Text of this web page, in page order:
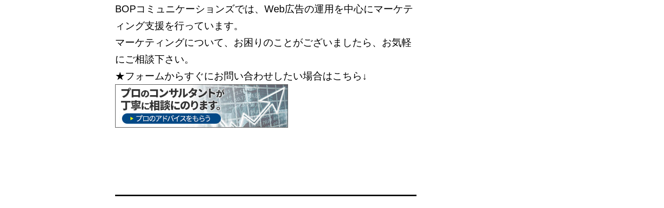
BOPコミュニケーションズでは、Web広告の運用を中心にマーケテ
ィング支援を行っています。
マーケティングについて、お困りのことがございましたら、お気軽
にご相談下さい。
★フォームからすぐにお問い合わせしたい場合はこちら↓